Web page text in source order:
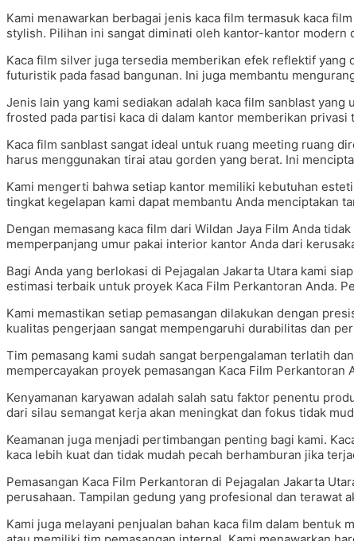
Kami menawarkan berbagai jenis kaca film termasuk kaca
stylish. Pilihan ini sangat diminati oleh kantor-kantor modern
Kaca film silver juga tersedia memberikan efek reflektif yang
futuristik pada fasad bangunan. Ini juga membantu
Jenis lain yang kami sediakan adalah kaca film sanblast
frosted pada partisi kaca di dalam kantor memberikan privasi
Kaca film sanblast sangat ideal untuk ruang meeting ruang
harus menggunakan tirai atau gorden yang berat. Ini
Kami mengerti bahwa setiap kantor memiliki kebutuhan
tingkat kegelapan kami dapat membantu Anda menciptakan
Dengan memasang kaca film dari Wildan Jaya Film Anda
memperpanjang umur pakai interior kantor Anda dari
Bagi Anda yang berlokasi di Pejagalan Jakarta Utara kami
estimasi terbaik untuk proyek Kaca Film Perkantoran Anda.
Kami memastikan setiap pemasangan dilakukan dengan
kualitas pengerjaan sangat mempengaruhi durabilitas dan
Tim pemasang kami sudah sangat berpengalaman terlatih
mempercayakan proyek pemasangan Kaca Film Perkantoran
Kenyamanan karyawan adalah salah satu faktor penentu
dari silau semangat kerja akan meningkat dan fokus tidak
Keamanan juga menjadi pertimbangan penting bagi kami.
kaca lebih kuat dan tidak mudah pecah berhamburan jika
Pemasangan Kaca Film Perkantoran di Pejagalan Jakarta
perusahaan. Tampilan gedung yang profesional dan terawat
Kami juga melayani penjualan bahan kaca film dalam bentuk